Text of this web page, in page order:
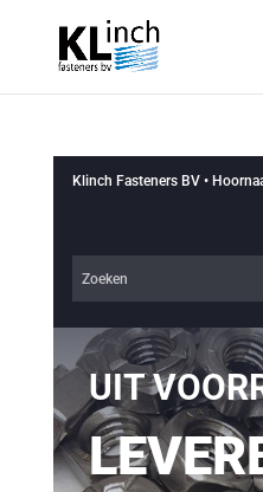
Klinch Fasteners BV •
UIT